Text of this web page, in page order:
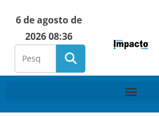
6 de agosto de
2026 08:36